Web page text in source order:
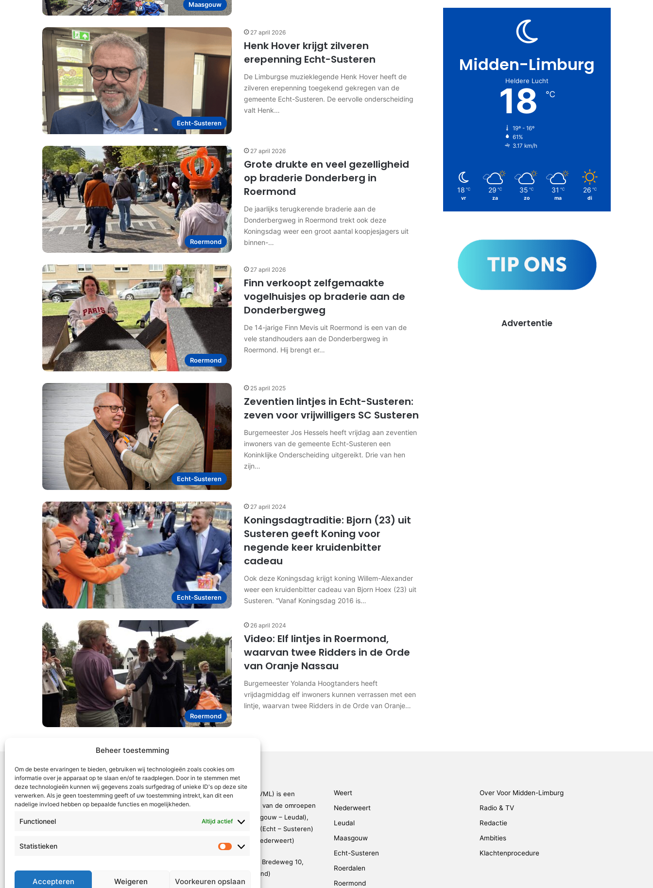
Beheer toestemming
Om de beste ervaringen te bieden, gebruiken wij technologieën zoals cookies om
informatie over je apparaat op te slaan en/of te raadplegen. Door in te stemmen met
deze technologieën kunnen wij gegevens zoals surfgedrag of unieke ID's op deze site
verwerken. Als je geen toestemming geeft of uw toestemming intrekt, kan dit een
nadelige invloed hebben op bepaalde functies en mogelijkheden.
Functioneel Altijd actief
Statistieken
Statistieken
Accepteren Weigeren Voorkeuren opslaan
Maasgouw
Echt-Susteren
27 april 2026
Henk Hover krijgt zilveren
erepenning Echt-Susteren
De Limburgse muzieklegende Henk Hover heeft de
zilveren erepenning toegekend gekregen van de
gemeente Echt-Susteren. De eervolle onderscheiding
valt Henk…
Roermond
27 april 2026
Grote drukte en veel gezelligheid
op braderie Donderberg in
Roermond
De jaarlijks terugkerende braderie aan de
Donderbergweg in Roermond trekt ook deze
Koningsdag weer een groot aantal koopjesjagers uit
binnen-…
Roermond
27 april 2026
Finn verkoopt zelfgemaakte
vogelhuisjes op braderie aan de
Donderbergweg
De 14-jarige Finn Mevis uit Roermond is een van de
vele standhouders aan de Donderbergweg in
Roermond. Hij brengt er…
Echt-Susteren
25 april 2025
Zeventien lintjes in Echt-Susteren:
zeven voor vrijwilligers SC Susteren
Burgemeester Jos Hessels heeft vrijdag aan zeventien
inwoners van de gemeente Echt-Susteren een
Koninklijke Onderscheiding uitgereikt. Drie van hen
zijn…
Echt-Susteren
27 april 2024
Koningsdagtraditie: Bjorn (23) uit
Susteren geeft Koning voor
negende keer kruidenbitter
cadeau
Ook deze Koningsdag krijgt koning Willem-Alexander
weer een kruidenbitter cadeau van Bjorn Hoex (23) uit
Susteren. “Vanaf Koningsdag 2016 is…
Roermond
26 april 2024
Video: Elf lintjes in Roermond,
waarvan twee Ridders in de Orde
van Oranje Nassau
Burgemeester Yolanda Hoogtanders heeft
vrijdagmiddag elf inwoners kunnen verrassen met een
lintje, waarvan twee Ridders in de Orde van Oranje…
Midden-Limburg
Heldere Lucht
18 ℃
19º - 16º
61%
3.17 km/h
18 ℃
vr
29 ℃
za
35 ℃
zo
31 ℃
ma
26 ℃
di
Advertentie
Voor Midden-Limburg (VML) is een
samenwerkingsverband van de omroepen
ML5 (Roermond – Maasgouw – Leudal),
OR6 (Roerdalen), SOL2 (Echt – Susteren)
en WeertFM (Weert – Nederweert)
VML is gevestigd op de Bredeweg 10,
Roermond (De Weerstand)
Tel:+31 495 791 030
Weert
Nederweert
Leudal
Maasgouw
Echt-Susteren
Roerdalen
Roermond
Over Voor Midden-Limburg
Radio & TV
Redactie
Ambities
Klachtenprocedure